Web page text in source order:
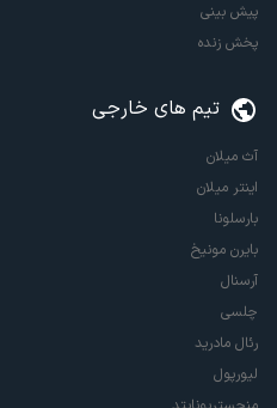
پیش بینی
پخش زنده
تیم های خارجی
آث میلان
اینتر میلان
بارسلونا
بایرن مونیخ
آرسنال
چلسی
رئال مادرید
لیورپول